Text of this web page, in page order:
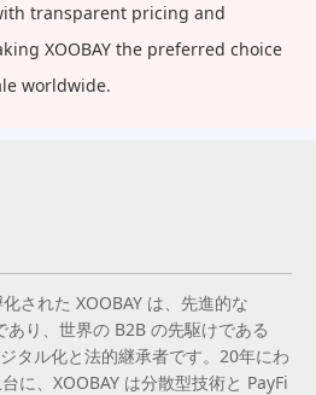
transparent pricing and
XOOBAY the preferred choice
worldwide.
された XOOBAY は、先進的な
り、世界の B2B の先駆けである
タル化と法的継承者です。20年にわ
に、XOOBAY は分散型技術と PayFi